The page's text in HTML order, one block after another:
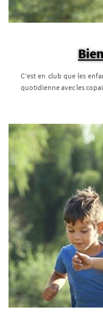
C’est en club que les
quotidienne avec les